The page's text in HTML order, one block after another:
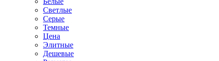
Светлые
Серые
Темные
Цена
Элитные
Дешевые